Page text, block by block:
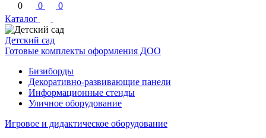
0 0
0
Каталог
Детский сад
Готовые комплекты оформления ДОО
Бизиборды
Декоративно-развивающие панели
Информационные стенды
Уличное оборудование
Игровое и дидактическое оборудование